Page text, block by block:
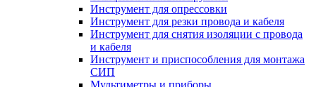
Инструмент для опрессовки
Инструмент для резки провода и кабеля
Инструмент для снятия изоляции с провода
и кабеля
Инструмент и приспособления для монтажа
СИП
Мультиметры и приборы